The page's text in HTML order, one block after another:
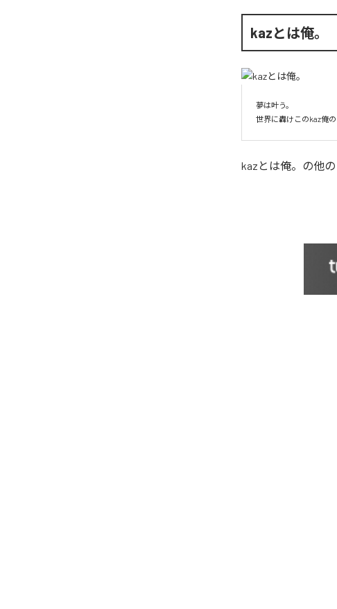
kazとは俺。
夢は叶う。
世界に轟けこのkaz俺の
kazとは俺。 の他の